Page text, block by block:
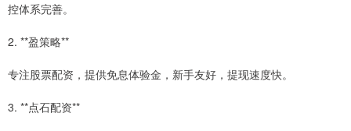
控体系完善。
2. **盈策略**
专注股票配资，提供免息体验金，新手友好，提现速度快。
3. **点石配资**